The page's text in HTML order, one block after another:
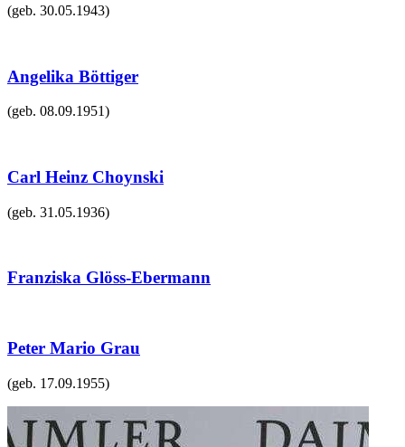
(geb. 30.05.1943)
Angelika Böttiger
(geb. 08.09.1951)
Carl Heinz Choynski
(geb. 31.05.1936)
Franziska Glöss-Ebermann
Peter Mario Grau
(geb. 17.09.1955)